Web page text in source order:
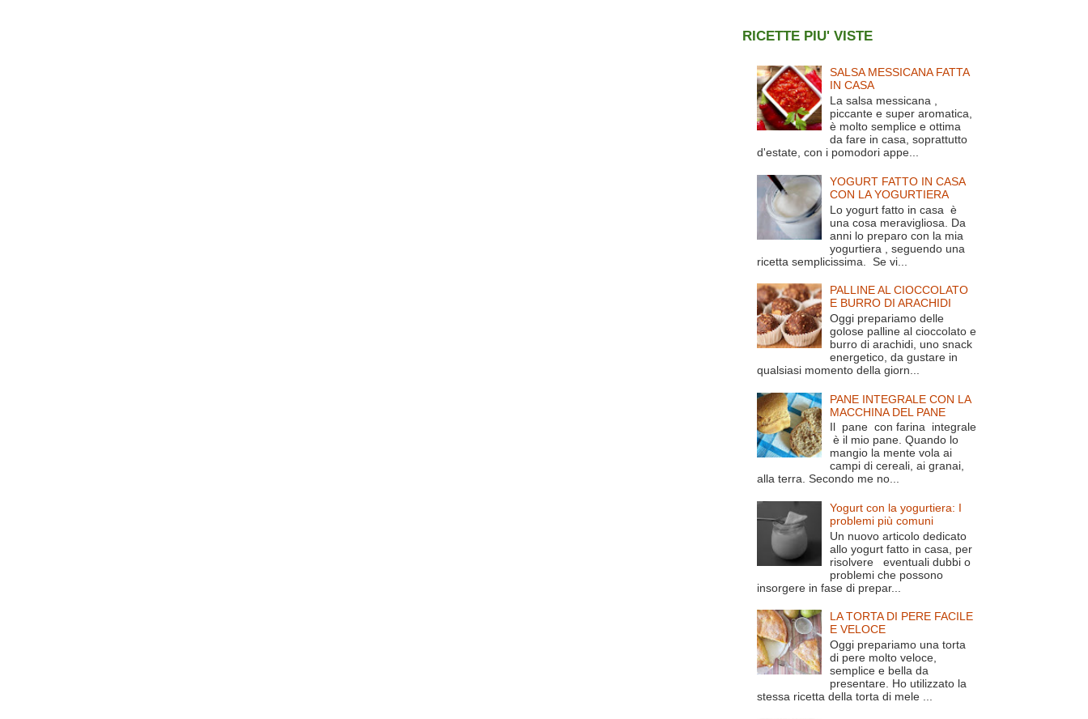
RICETTE PIU' VISTE
SALSA MESSICANA FATTA
IN CASA
La salsa messicana ,
piccante e super aromatica,
è molto semplice e ottima
da fare in casa, soprattutto
d'estate, con i pomodori appe...
YOGURT FATTO IN CASA
CON LA YOGURTIERA
Lo yogurt fatto in casa è
una cosa meravigliosa. Da
anni lo preparo con la mia
yogurtiera , seguendo una
ricetta semplicissima. Se vi...
PALLINE AL CIOCCOLATO
E BURRO DI ARACHIDI
Oggi prepariamo delle
golose palline al cioccolato e
burro di arachidi, uno snack
energetico, da gustare in
qualsiasi momento della giorn...
PANE INTEGRALE CON LA
MACCHINA DEL PANE
Il pane con farina integrale
è il mio pane. Quando lo
mangio la mente vola ai
campi di cereali, ai granai,
alla terra. Secondo me no...
Yogurt con la yogurtiera: I
problemi più comuni
Un nuovo articolo dedicato
allo yogurt fatto in casa, per
risolvere eventuali dubbi o
problemi che possono
insorgere in fase di prepar...
LA TORTA DI PERE FACILE
E VELOCE
Oggi prepariamo una torta
di pere molto veloce,
semplice e bella da
presentare. Ho utilizzato la
stessa ricetta della torta di mele ...